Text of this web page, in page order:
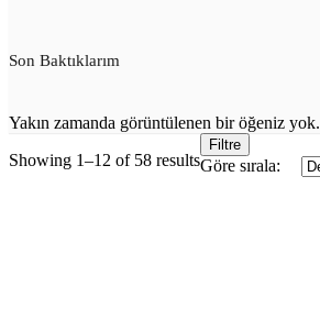
Son Baktıklarım
Yakın zamanda görüntülenen bir öğeniz yok.
Showing 1–12 of 58 results
Filtre
Göre sırala: